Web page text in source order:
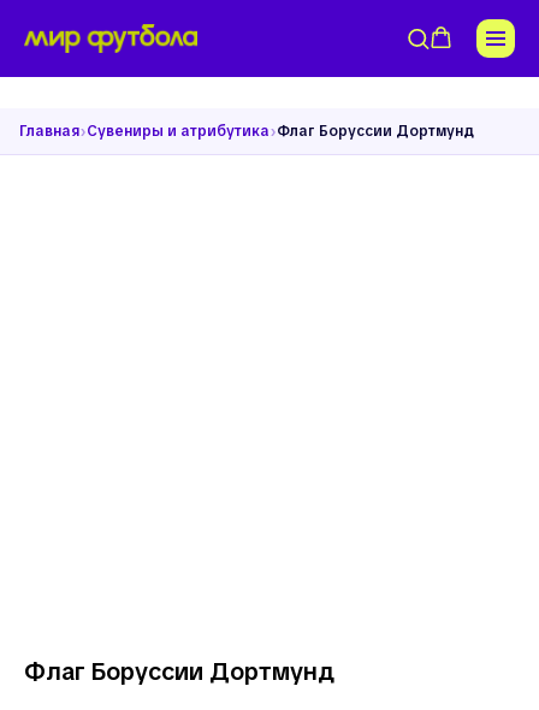
Главная›Сувениры и атрибутика›Флаг Боруссии Дортмунд
Флаг Боруссии Дортмунд